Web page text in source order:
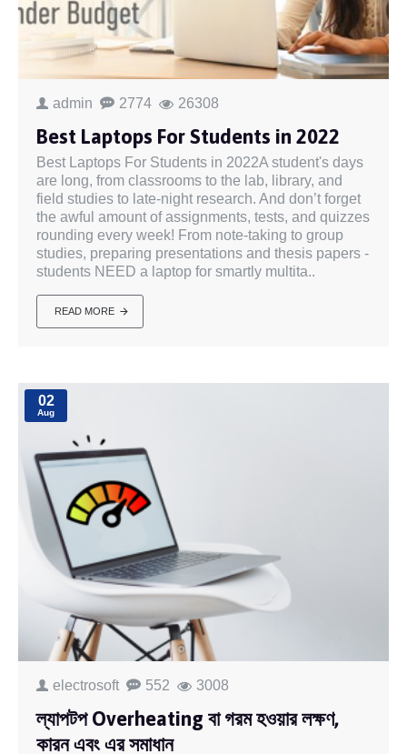
admin 2774 26308
Best Laptops For Students in 2022
Best Laptops For Students in 2022A student's days
are long, from classrooms to the lab, library, and
field studies to late-night research. And don’t forget
the awful amount of assignments, tests, and quizzes
rounding every week! From note-taking to group
studies, preparing presentations and thesis papers -
students NEED a laptop for smartly multita..
READ MORE
02
Aug
electrosoft 552 3008
ল্যাপটপ Overheating বা গরম হওয়ার লক্ষণ,
কারন এবং এর সমাধান